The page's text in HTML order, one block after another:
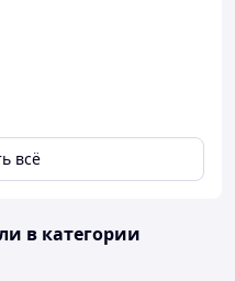
всё
в категории